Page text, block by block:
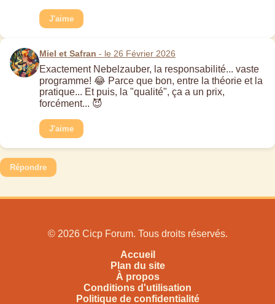
J'aime
Miel et Safran - le 26 Février 2026
Exactement Nebelzauber, la responsabilité... vaste
programme! 😂 Parce que bon, entre la théorie et la
pratique... Et puis, la "qualité", ça a un prix,
forcément... 😈
J'aime
Répondre
© 2026 Cicp Forum. Tous droits réservés.
Accueil
Plan du site
À propos
Conditions d'utilisation
Politique de confidentialité